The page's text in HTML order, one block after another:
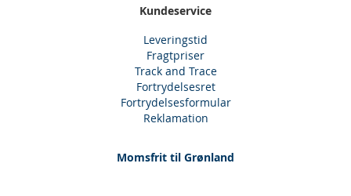
Kundeservice
Leveringstid
Fragtpriser
Track and Trace
Fortrydelsesret
Fortrydelsesformular
Reklamation
Momsfrit til Grønland